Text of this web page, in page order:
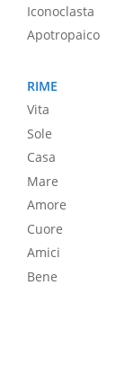
Iconoclasta
Apotropaico
RIME
Vita
Sole
Casa
Mare
Amore
Cuore
Amici
Bene